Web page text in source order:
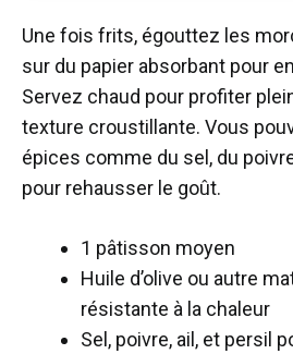
Une fois frits, égouttez les
sur du papier absorbant pour
Servez chaud pour profiter
texture croustillante. Vous
épices comme du sel, du
pour rehausser le goût.
1 pâtisson moyen
Huile d’olive ou autre
résistante à la chaleur
Sel, poivre, ail, et persil